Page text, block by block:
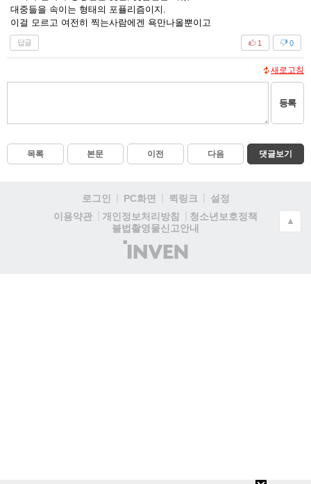
대중들을 속이는 형태의 포퓰리즘이지.
이걸 모르고 여전히 찍는사람에겐 욕만나올뿐이고
답글 0
1
새로고침
등록
목록 본문 이전 다음 댓글보기
로그인 PC화면 퀵링크
설정
이용약관
개인정보처리방침
청소년보호정책
불법촬영물신고안내
(주)
인
▲